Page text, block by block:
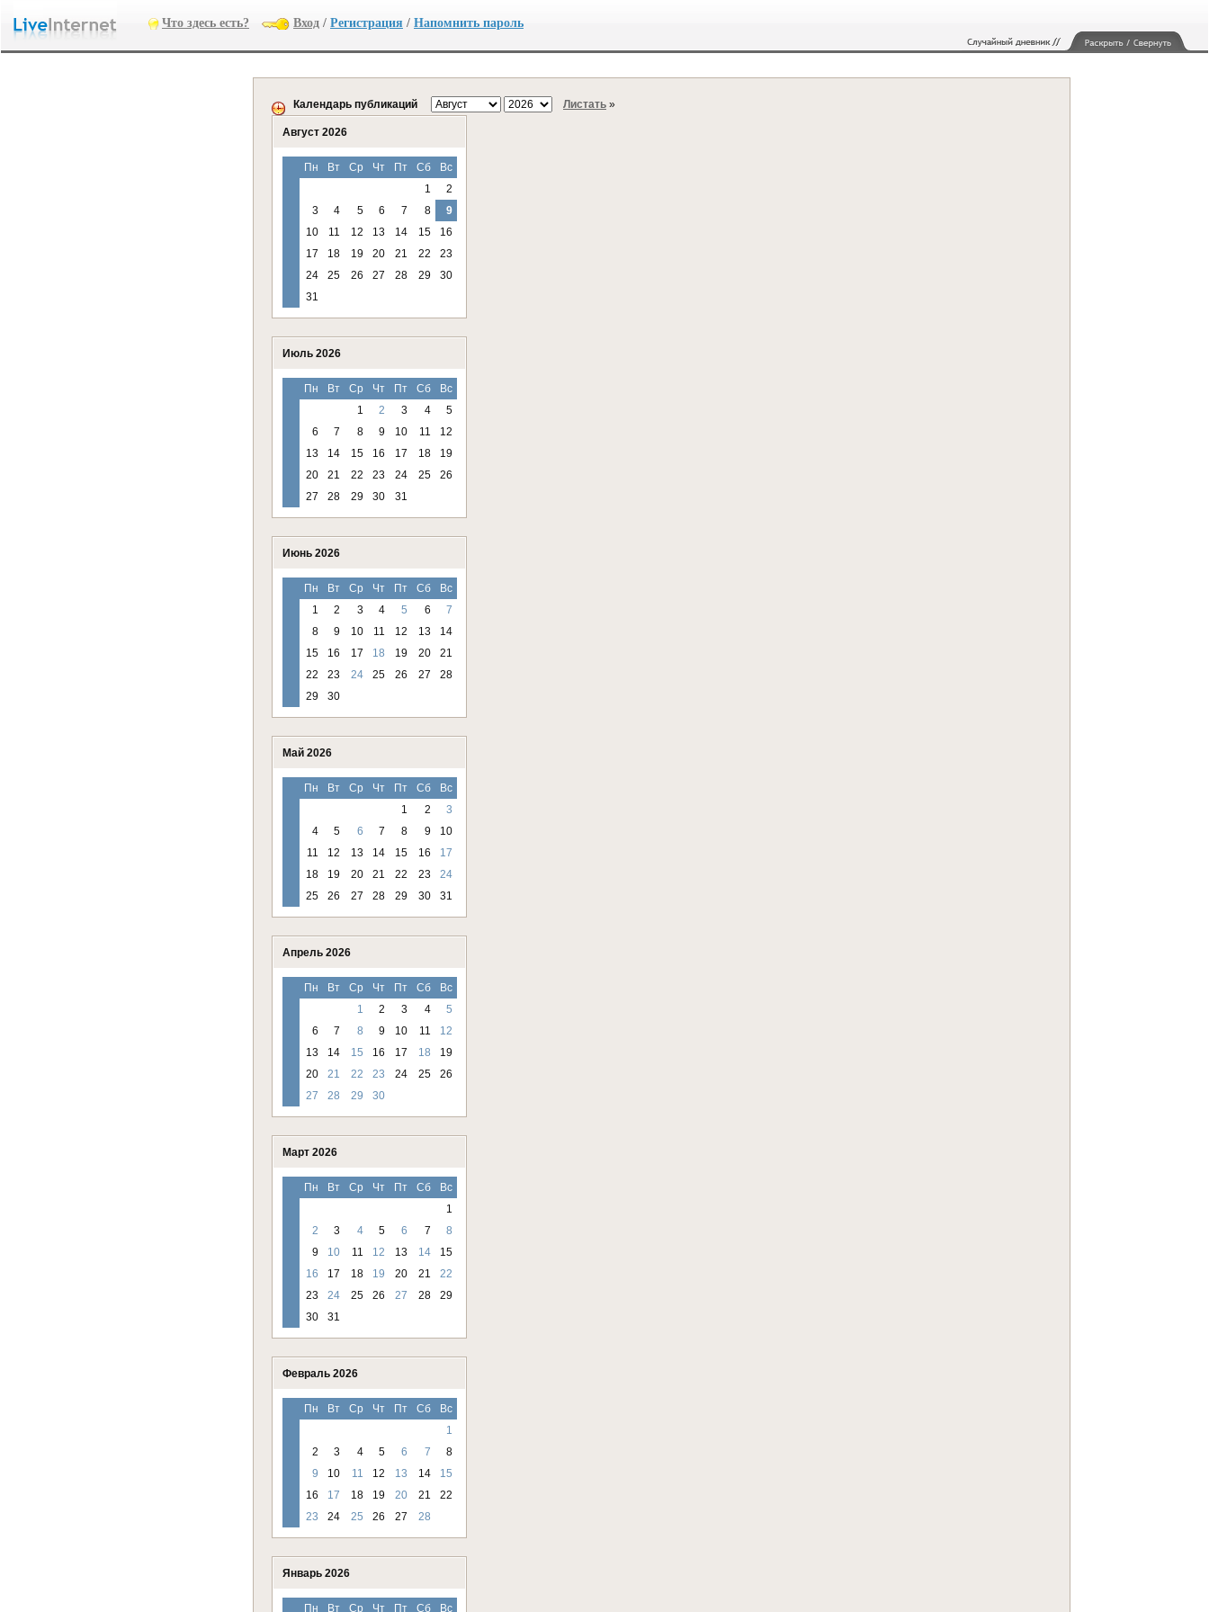
Что здесь есть? Вход / Регистрация / Напомнить пароль
Календарь публикаций Листать »
Август 2026
Пн Вт Ср Чт Пт Сб
Вс
1
2
3
4 5 6 7 8
9
10
11 12 13 14 15
16
17
18 19 20 21 22
23
24
25 26 27 28 29
30
31
Июль 2026
Пн Вт Ср Чт Пт Сб
Вс
1
2 3 4
5
6
7 8 9 10 11
12
13
14 15 16 17 18
19
20
21 22 23 24 25
26
27
28 29 30 31
Июнь 2026
Пн Вт Ср Чт Пт Сб
Вс
1
2 3 4 5 6
7
8
9 10 11 12 13
14
15
16 17 18 19 20
21
22
23 24 25 26 27
28
29
30
Май 2026
Пн Вт Ср Чт Пт Сб
Вс
1
2
3
4
5 6 7 8 9
10
11
12 13 14 15 16
17
18
19 20 21 22 23
24
25
26 27 28 29 30 31
Апрель 2026
Пн Вт Ср Чт Пт Сб
Вс
1
2 3 4
5
6
7 8 9 10 11
12
13
14 15 16 17 18
19
20
21 22 23 24 25
26
27
28 29 30
Март 2026
Пн Вт Ср Чт Пт Сб
Вс
1
2
3 4 5 6 7
8
9
10 11 12 13 14
15
16
17 18 19 20 21
22
23
24 25 26 27 28
29
30
31
Февраль 2026
Пн Вт Ср Чт Пт Сб
Вс
1
2
3 4 5 6 7
8
9
10 11 12 13 14
15
16
17 18 19 20 21
22
23
24 25 26 27 28
Январь 2026
Пн Вт Ср Чт Пт Сб Вс